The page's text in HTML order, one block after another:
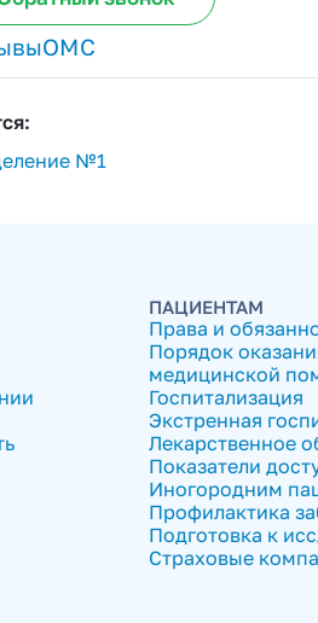
ОМС
№1
ПАЦИЕНТАМ
Права и
Порядок
медицинской
Госпитализация
Экстренная
Лекарственное
Показатели
Иногородним
Профилактика
Подготовка к
Страховые